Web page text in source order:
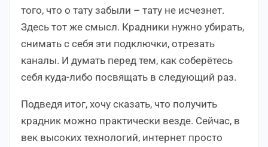
того, что о тату забыли – тату не исчезнет.
Здесь тот же смысл. Крадники нужно убирать,
снимать с себя эти подключки, отрезать
каналы. И думать перед тем, как соберётесь
себя куда-либо посвящать в следующий раз.
Подведя итог, хочу сказать, что получить
крадник можно практически везде. Сейчас, в
век высоких технологий, интернет просто